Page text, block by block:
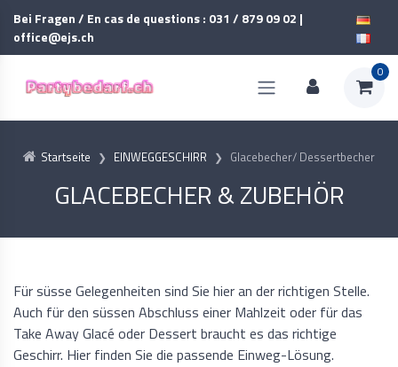
Bei Fragen / En cas de questions : 031 / 879 09 02 |
office@ejs.ch
0
Startseite EINWEGGESCHIRR Glacebecher/ Dessertbecher
GLACEBECHER & ZUBEHÖR
Für süsse Gelegenheiten sind Sie hier an der richtigen Stelle.
Auch für den süssen Abschluss einer Mahlzeit oder für das
Take Away Glacé oder Dessert braucht es das richtige
Geschirr. Hier finden Sie die passende Einweg-Lösung.